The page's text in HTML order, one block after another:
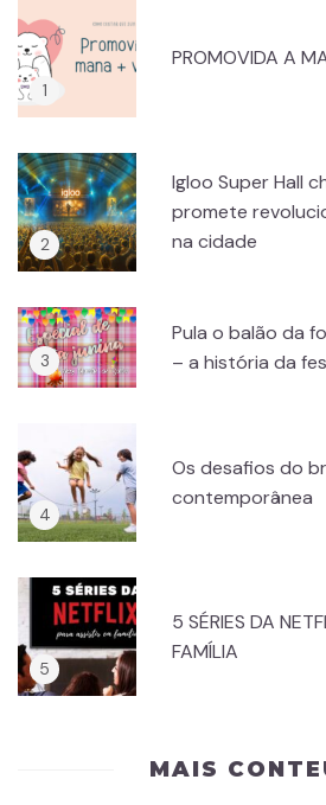
PROMOVIDA A
Igloo Super Hall
promete
na cidade
Pula o balão da
– a história da
Os desafios do
contemporânea
5 SÉRIES DA
FAMÍLIA
MAIS